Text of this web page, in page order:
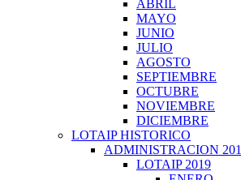
ABRIL
MAYO
JUNIO
JULIO
AGOSTO
SEPTIEMBRE
OCTUBRE
NOVIEMBRE
DICIEMBRE
LOTAIP HISTORICO
ADMINISTRACION
LOTAIP 2019